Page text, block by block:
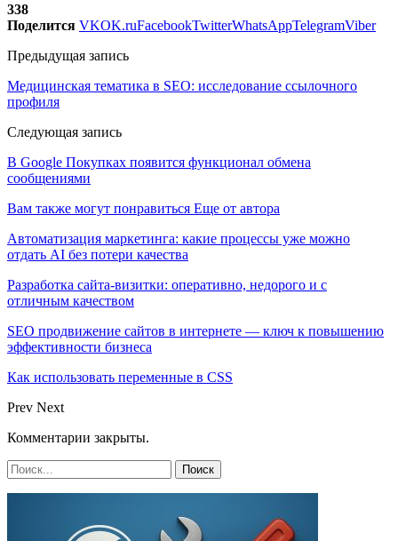
338
Поделится VKOK.ruFacebookTwitterWhatsAppTelegramViber
Предыдущая запись
Медицинская тематика в SEO: исследование ссылочного
профиля
Следующая запись
В Google Покупках появится функционал обмена
сообщениями
Вам также могут понравиться Еще от автора
Автоматизация маркетинга: какие процессы уже можно
отдать AI без потери качества
Разработка сайта-визитки: оперативно, недорого и с
отличным качеством
SEO продвижение сайтов в интернете — ключ к повышению
эффективности бизнеса
Как использовать переменные в CSS
Prev Next
Комментарии закрыты.